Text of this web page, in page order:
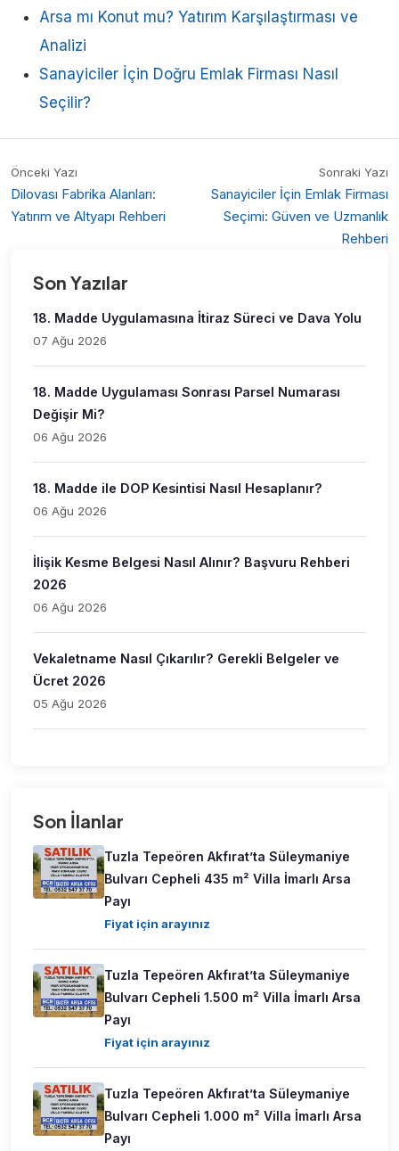
Arsa mı Konut mu? Yatırım Karşılaştırması ve
Analizi
Sanayiciler İçin Doğru Emlak Firması Nasıl
Seçilir?
Önceki Yazı
Dilovası Fabrika Alanları:
Yatırım ve Altyapı Rehberi
Sonraki Yazı
Sanayiciler İçin Emlak Firması
Seçimi: Güven ve Uzmanlık
Rehberi
Son Yazılar
18. Madde Uygulamasına İtiraz Süreci ve Dava Yolu
07 Ağu 2026
18. Madde Uygulaması Sonrası Parsel Numarası
Değişir Mi?
06 Ağu 2026
18. Madde ile DOP Kesintisi Nasıl Hesaplanır?
06 Ağu 2026
İlişik Kesme Belgesi Nasıl Alınır? Başvuru Rehberi
2026
06 Ağu 2026
Vekaletname Nasıl Çıkarılır? Gerekli Belgeler ve
Ücret 2026
05 Ağu 2026
Son İlanlar
Tuzla Tepeören Akfırat’ta Süleymaniye
Bulvarı Cepheli 435 m² Villa İmarlı Arsa
Payı
Fiyat için arayınız
Tuzla Tepeören Akfırat’ta Süleymaniye
Bulvarı Cepheli 1.500 m² Villa İmarlı Arsa
Payı
Fiyat için arayınız
Tuzla Tepeören Akfırat’ta Süleymaniye
Bulvarı Cepheli 1.000 m² Villa İmarlı Arsa
Payı